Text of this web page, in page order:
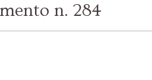
n. 284